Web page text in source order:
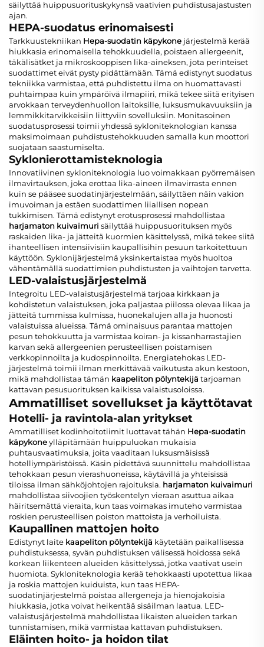
säilyttää huippusuorituskykynsä vaativien puhdistusajastusten
ajan.
HEPA-suodatus erinomaisesti
Tarkkuustekniikan Hepa-suodatin käpykone järjestelmä kerää
hiukkasia erinomaisella tehokkuudella, poistaen allergeenit,
täkälisätket ja mikroskooppisen lika-aineksen, jota perinteiset
suodattimet eivät pysty pidättämään. Tämä edistynyt suodatus
tekniikka varmistaa, että puhdistettu ilma on huomattavasti
puhtaimpaa kuin ympäröivä ilmapiiri, mikä tekee siitä erityisen
arvokkaan terveydenhuollon laitoksille, luksusmukavuuksiin ja
lemmikkitarvikkeisiin liittyviin sovelluksiin. Monitasoinen
suodatusprosessi toimii yhdessä sykloniteknologian kanssa
maksimoimaan puhdistustehokkuuden samalla kun moottori
suojataan saastumiselta.
Syklonierottamisteknologia
Innovatiivinen sykloniteknologia luo voimakkaan pyörremäisen
ilmavirtauksen, joka erottaa lika-aineen ilmavirrasta ennen
kuin se pääsee suodatinjärjestelmään, säilyttäen näin vakion
imuvoiman ja estäen suodattimen liiallisen nopean
tukkimisen. Tämä edistynyt erotusprosessi mahdollistaa
harjamaton kuivaimuri säilyttää huippusuorituksen myös
raskaiden lika- ja jätteitä kuormien käsittelyssä, mikä tekee siitä
ihanteellisen intensiivisiin kaupallisihin pesuun tarkoitettuun
käyttöön. Syklonijärjestelmä yksinkertaistaa myös huoltoa
vähentämällä suodattimien puhdistusten ja vaihtojen tarvetta.
LED-valaistusjärjestelmä
Integroitu LED-valaistusjärjestelmä tarjoaa kirkkaan ja
kohdistetun valaistuksen, joka paljastaa piilossa olevaa likaa ja
jätteitä tummissa kulmissa, huonekalujen alla ja huonosti
valaistuissa alueissa. Tämä ominaisuus parantaa mattojen
pesun tehokkuutta ja varmistaa koiran- ja kissanharrastajien
karvan sekä allergeenien perusteellisen poistamisen
verkkopinnoilta ja kudospinnoilta. Energiatehokas LED-
järjestelmä toimii ilman merkittävää vaikutusta akun kestoon,
mikä mahdollistaa tämän kaapeliton pölyntekijä tarjoaman
kattavan pesusuorituksen kaikissa valaistusoloissa.
Ammatilliset sovellukset ja käyttötavat
Hotelli- ja ravintola-alan yritykset
Ammatilliset kodinhoitotiimit luottavat tähän Hepa-suodatin
käpykoneylläpitämään huippuluokan mukaisia
puhtausvaatimuksia, joita vaaditaan luksusmäisissä
hotelliympäristöissä. Käsin pidettävä suunnittelu mahdollistaa
tehokkaan pesun vierashuoneissa, käytävillä ja yhteisissä
tiloissa ilman sähköjohtojen rajoituksia. harjamaton kuivaimuri
mahdollistaa siivoojien työskentelyn vieraan asuttua aikaa
häiritsemättä vieraita, kun taas voimakas imuteho varmistaa
roskien perusteellisen poiston mattoista ja verhoiluista.
Kaupallinen mattojen hoito
Edistynyt laite kaapeliton pölyntekijä käytetään paikallisessa
puhdistuksessa, syvän puhdistuksen välisessä hoidossa sekä
korkean liikenteen alueiden käsittelyssä, jotka vaativat usein
huomiota. Sykloniteknologia kerää tehokkaasti upotettua likaa
ja roskia mattojen kuiduista, kun taas HEPA-
suodatinjärjestelmä poistaa allergeneja ja hienojakoisia
hiukkasia, jotka voivat heikentää sisäilman laatua. LED-
valaistusjärjestelmä mahdollistaa likaisten alueiden tarkan
tunnistamisen, mikä varmistaa kattavan puhdistuksen.
Eläinten hoito- ja hoidon tilat